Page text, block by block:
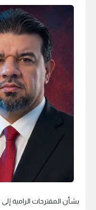
بشأن المقترحات الرامية